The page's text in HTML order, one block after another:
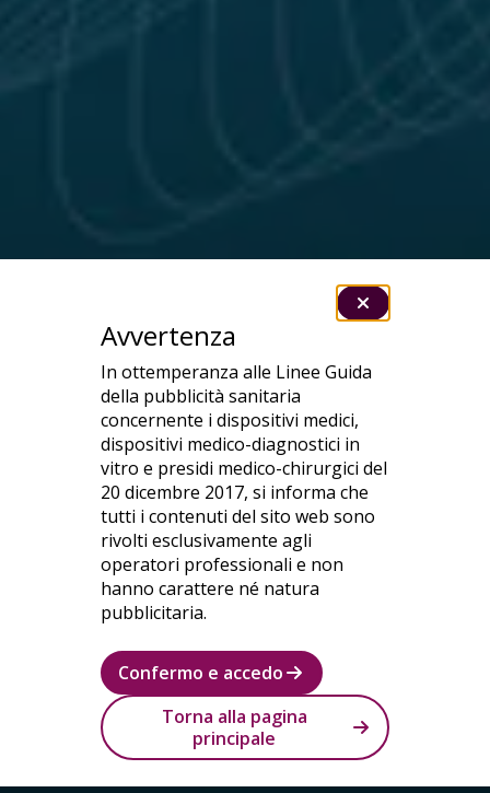
Avvertenza
In ottemperanza alle Linee Guida
della pubblicità sanitaria
concernente i dispositivi medici,
dispositivi medico-diagnostici in
vitro e presidi medico-chirurgici del
20 dicembre 2017, si informa che
tutti i contenuti del sito web sono
rivolti esclusivamente agli
operatori professionali e non
hanno carattere né natura
pubblicitaria.
Confermo e accedo
Torna alla pagina
principale